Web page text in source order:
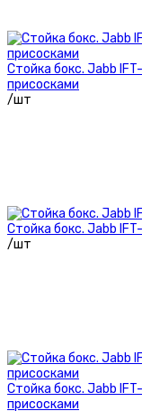
Стойка бокс. Jabb
присосками
/шт
Стойка бокс. Jabb
/шт
Стойка бокс. Jabb
присосками